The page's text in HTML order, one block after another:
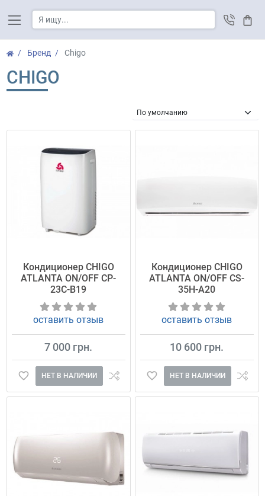
Бренд Chigo
CHIGO
Кондиционер CHIGO
ATLANTA ON/OFF CP-
23C-B19
оставить отзыв
7 000 грн.
НЕТ В НАЛИЧИИ
Кондиционер CHIGO
ATLANTA ON/OFF CS-
35H-A20
оставить отзыв
10 600 грн.
НЕТ В НАЛИЧИИ